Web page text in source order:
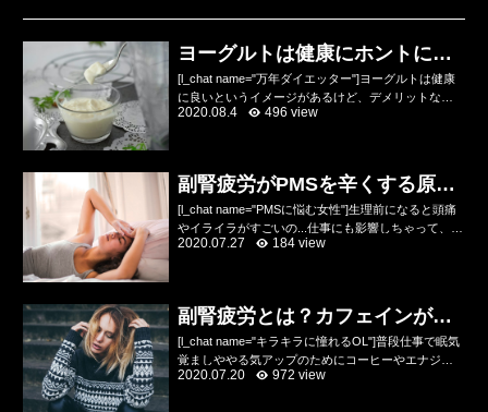
ヨーグルトは健康にホントにい
いのかデメリットを解説
[l_chat name="万年ダイエッター"]ヨーグルトは健康
に良いというイメージがあるけど、デメリットなん
てあるの？乳酸菌やビフィズス菌が入っていて便秘
2020.08.4 496 view
副腎疲労がPMSを辛くする原因
をトレーナーが解説
[l_chat name="PMSに悩む女性"]生理前になると頭痛
やイライラがすごいの...仕事にも影響しちゃって、ひ
どい時は会社を休んじゃうの...どうにか改善したいん
2020.07.27 184 view
副腎疲労とは？カフェインが悪
化させる原因！？
[l_chat name="キラキラに憧れるOL"]普段仕事で眠気
覚ましややる気アップのためにコーヒーやエナジー
ドリンクを飲んでるけど、デメリットもために耳に
2020.07.20 972 view